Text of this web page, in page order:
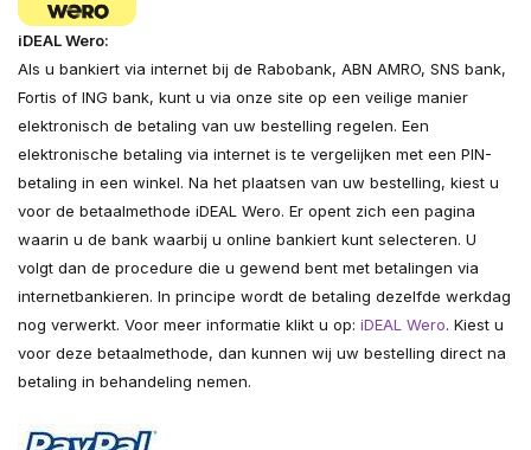
iDEAL Wero:
Als u bankiert via internet bij de Rabobank, ABN AMRO, SNS bank,
Fortis of ING bank, kunt u via onze site op een veilige manier
elektronisch de betaling van uw bestelling regelen. Een
elektronische betaling via internet is te vergelijken met een PIN-
betaling in een winkel. Na het plaatsen van uw bestelling, kiest u
voor de betaalmethode iDEAL Wero. Er opent zich een pagina
waarin u de bank waarbij u online bankiert kunt selecteren. U
volgt dan de procedure die u gewend bent met betalingen via
internetbankieren. In principe wordt de betaling dezelfde werkdag
nog verwerkt. Voor meer informatie klikt u op: iDEAL Wero. Kiest u
voor deze betaalmethode, dan kunnen wij uw bestelling direct na
betaling in behandeling nemen.